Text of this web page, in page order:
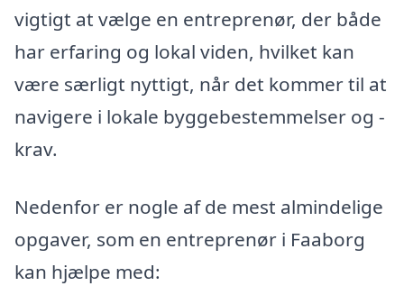
vigtigt at vælge en entreprenør, der både
har erfaring og lokal viden, hvilket kan
være særligt nyttigt, når det kommer til at
navigere i lokale byggebestemmelser og -
krav.
Nedenfor er nogle af de mest almindelige
opgaver, som en entreprenør i Faaborg
kan hjælpe med: